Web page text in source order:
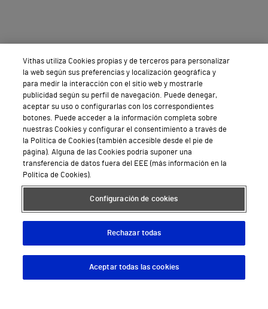
Descargar App
Vithas utiliza Cookies propias y de terceros para personalizar
la web según sus preferencias y localización geográfica y
para medir la interacción con el sitio web y mostrarle
publicidad según su perfil de navegación. Puede denegar,
aceptar su uso o configurarlas con los correspondientes
botones. Puede acceder a la información completa sobre
nuestras Cookies y configurar el consentimiento a través de
la Política de Cookies (también accesible desde el pie de
página). Alguna de las Cookies podría suponer una
transferencia de datos fuera del EEE (más información en la
Política de Cookies).
Configuración de cookies
Rechazar todas
Aceptar todas las cookies